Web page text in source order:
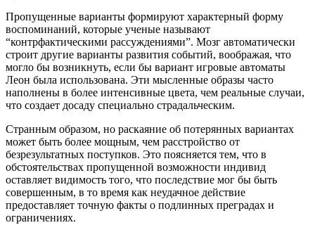
Пропущенные варианты формируют характерный форму
воспоминаний, которые ученые называют
“контрфактическими рассуждениями”. Мозг автоматически
строит другие варианты развития событий, воображая, что
могло бы возникнуть, если бы вариант игровые автоматы
Леон была использована. Эти мысленные образы часто
наполнены в более интенсивные цвета, чем реальные случаи,
что создает досаду специально страдальческим.
Странным образом, но раскаяние об потерянных вариантах
может быть более мощным, чем расстройство от
безрезультатных поступков. Это поясняется тем, что в
обстоятельствах пропущенной возможности индивид
оставляет видимость того, что последствие мог бы быть
совершенным, в то время как неудачное действие
предоставляет точную факты о подлинных преградах и
ограничениях.